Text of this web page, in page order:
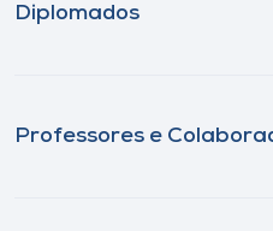
Diplomados
Professores e